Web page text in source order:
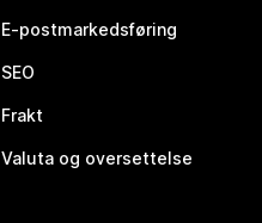
E-postmarkedsføring
SEO
Frakt
Valuta og oversettelse